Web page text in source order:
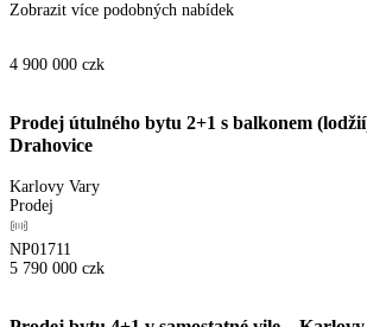
Zobrazit více podobných nabídek
4 900 000 czk
Prodej útulného bytu 2+1 s balkonem
Drahovice
Karlovy Vary
Prodej
NP01711
5 790 000 czk